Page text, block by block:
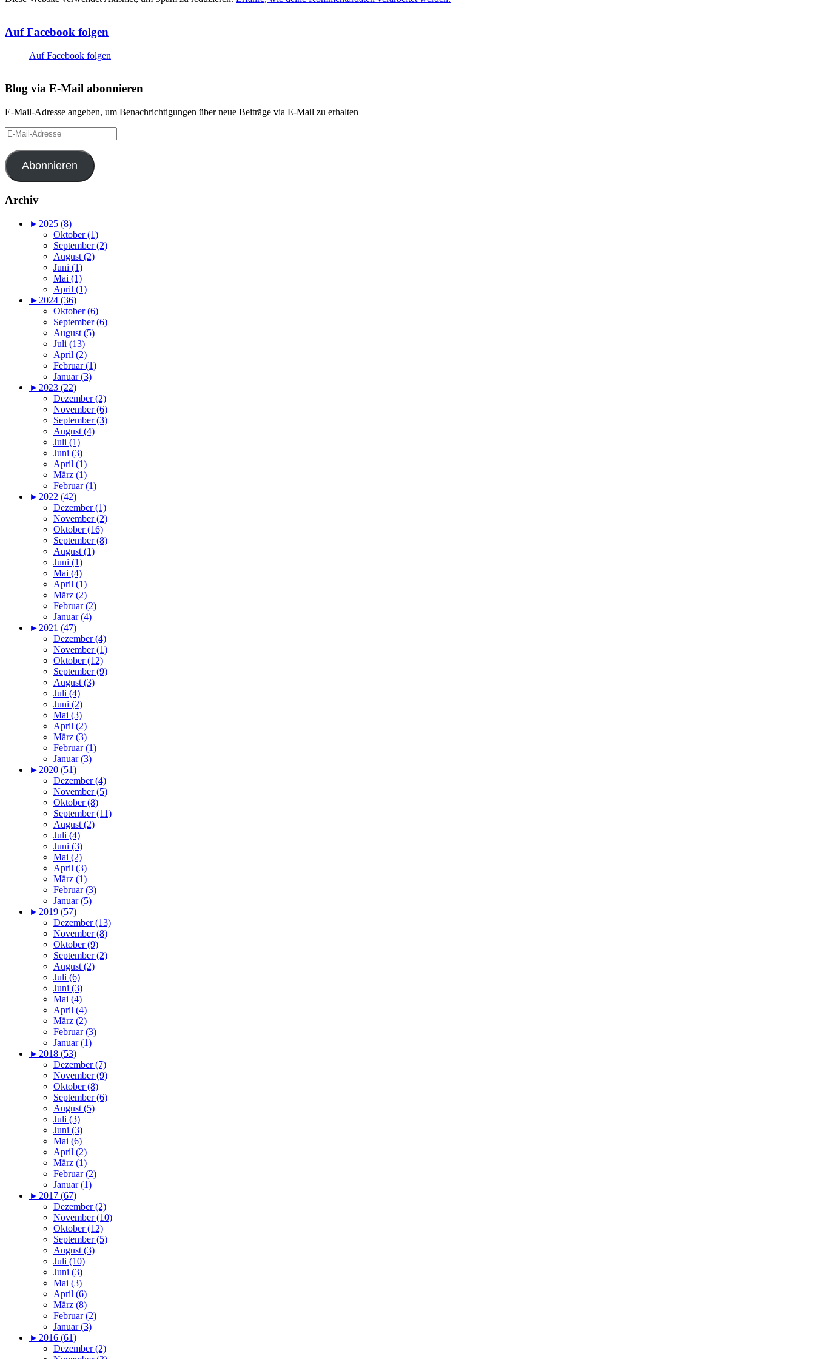
Auf Facebook folgen
Auf Facebook folgen
Blog via E-Mail abonnieren
E-Mail-Adresse angeben, um Benachrichtigungen über neue Beiträge via E-Mail zu erhalten
E-
Mail-
Adresse
Abonnieren
Archiv
► 2025 (8)
Oktober (1)
September (2)
August (2)
Juni (1)
Mai (1)
April (1)
► 2024 (36)
Oktober (6)
September (6)
August (5)
Juli (13)
April (2)
Februar (1)
Januar (3)
► 2023 (22)
Dezember (2)
November (6)
September (3)
August (4)
Juli (1)
Juni (3)
April (1)
März (1)
Februar (1)
► 2022 (42)
Dezember (1)
November (2)
Oktober (16)
September (8)
August (1)
Juni (1)
Mai (4)
April (1)
März (2)
Februar (2)
Januar (4)
► 2021 (47)
Dezember (4)
November (1)
Oktober (12)
September (9)
August (3)
Juli (4)
Juni (2)
Mai (3)
April (2)
März (3)
Februar (1)
Januar (3)
► 2020 (51)
Dezember (4)
November (5)
Oktober (8)
September (11)
August (2)
Juli (4)
Juni (3)
Mai (2)
April (3)
März (1)
Februar (3)
Januar (5)
► 2019 (57)
Dezember (13)
November (8)
Oktober (9)
September (2)
August (2)
Juli (6)
Juni (3)
Mai (4)
April (4)
März (2)
Februar (3)
Januar (1)
► 2018 (53)
Dezember (7)
November (9)
Oktober (8)
September (6)
August (5)
Juli (3)
Juni (3)
Mai (6)
April (2)
März (1)
Februar (2)
Januar (1)
► 2017 (67)
Dezember (2)
November (10)
Oktober (12)
September (5)
August (3)
Juli (10)
Juni (3)
Mai (3)
April (6)
März (8)
Februar (2)
Januar (3)
► 2016 (61)
Dezember (2)